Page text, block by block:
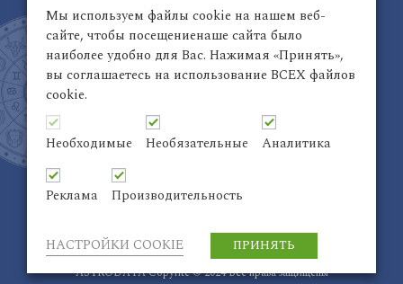
Латвия, Рига,
Электронный адрес:
info@astrodata.lv
Inter@ktiv
ASTRODATA Copyrite © 2024 Все права защищены
Мы используем файлы cookie на нашем веб-
сайте, чтобы посещениенаше сайта было
наиболее удобно для Вас. Нажимая «Принять»,
вы соглашаетесь на использование ВСЕХ файлов
cookie.
Необходимые Необязательные Аналитика
Реклама Производительность
НАСТРОЙКИ COOKIE ПРИНЯТЬ